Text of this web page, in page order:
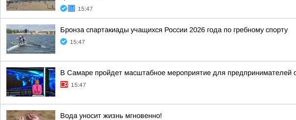
15:47
Бронза спартакиады учащихся России 2026 года по гребному спорту
15:47
В Самаре пройдет масштабное мероприятие для предпринимателей
15:47
Вода уносит жизнь мгновенно!